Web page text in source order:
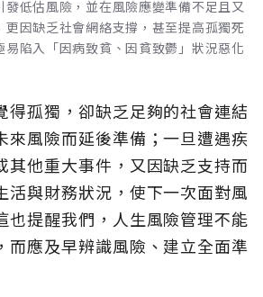
發低估風險，並在風險應變準備不足且又
更因缺乏社會網絡支撐，甚至提高孤獨死
陷入「因病致貧、因貧致鬱」狀況惡化
得孤獨，卻缺乏足夠的社會連結
來風險而延後準備；一旦遭遇疾
其他重大事件，又因缺乏支持而
活與財務狀況，使下一次面對風
也提醒我們，人生風險管理不能
而應及早辨識風險、建立全面準